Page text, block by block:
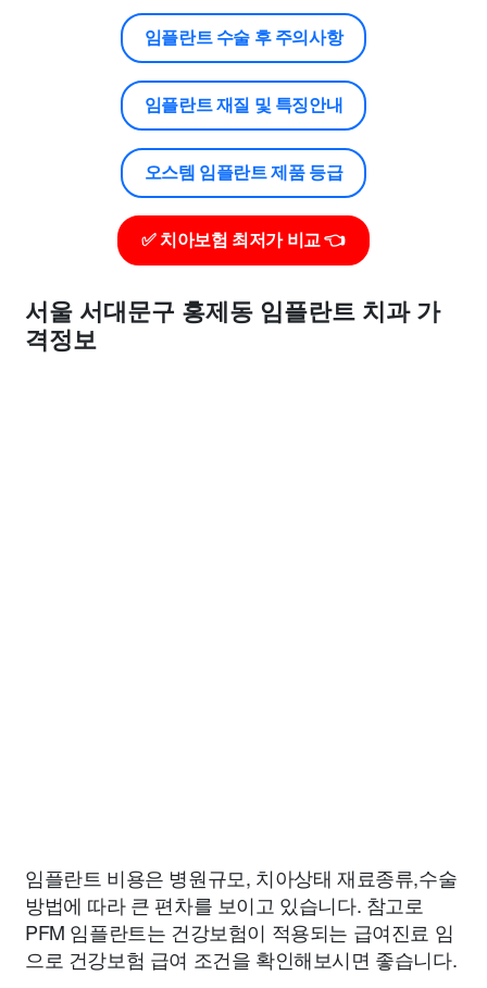
임플란트 수술 후 주의사항
임플란트 재질 및 특징안내
오스템 임플란트 제품 등급
✅ 치아보험 최저가 비교 👈
서울 서대문구 홍제동 임플란트 치과 가
격정보
임플란트 비용은 병원규모, 치아상태 재료종류,수술
방법에 따라 큰 편차를 보이고 있습니다. 참고로
PFM 임플란트는 건강보험이 적용되는 급여진료 임
으로 건강보험 급여 조건을 확인해보시면 좋습니다.